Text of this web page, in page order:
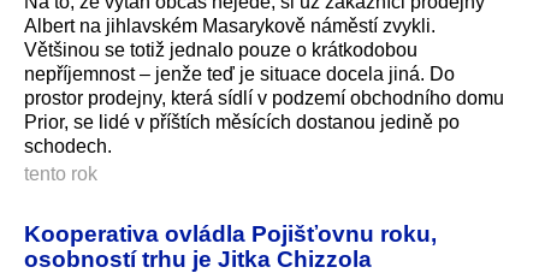
Albert na jihlavském Masarykově náměstí zvykli.
Většinou se totiž jednalo pouze o krátkodobou
nepříjemnost – jenže teď je situace docela jiná. Do
prostor prodejny, která sídlí v podzemí obchodního domu
Prior, se lidé v příštích měsících dostanou jedině po
schodech.
tento rok
Kooperativa ovládla Pojišťovnu roku,
osobností trhu je Jitka Chizzola